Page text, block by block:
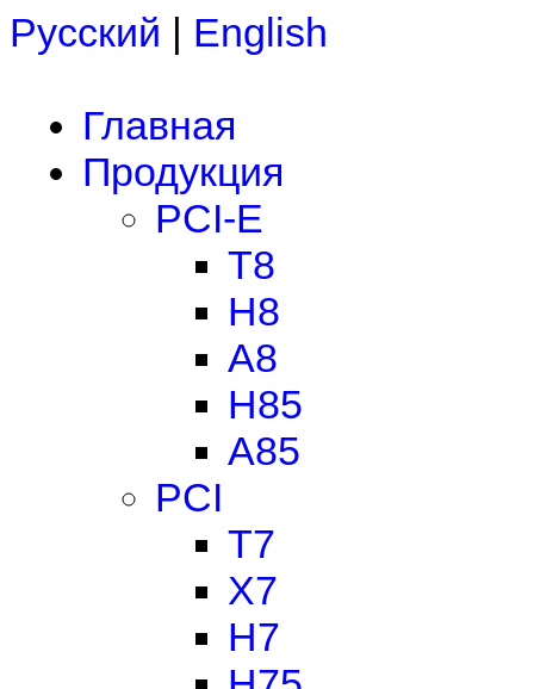
Русский | English
Главная
Продукция
PCI-E
T8
H8
A8
H85
A85
PCI
T7
X7
H7